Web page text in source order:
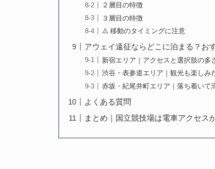
２層目の特徴
３層目の特徴
⚠️ 移動のタイミングに注意
アウェイ遠征ならどこに泊まる？お
新宿エリア｜アクセスと選択肢の多
渋谷・表参道エリア｜観光も楽しみ
赤坂・紀尾井町エリア｜落ち着いて
よくある質問
まとめ｜国立競技場は電車アクセス